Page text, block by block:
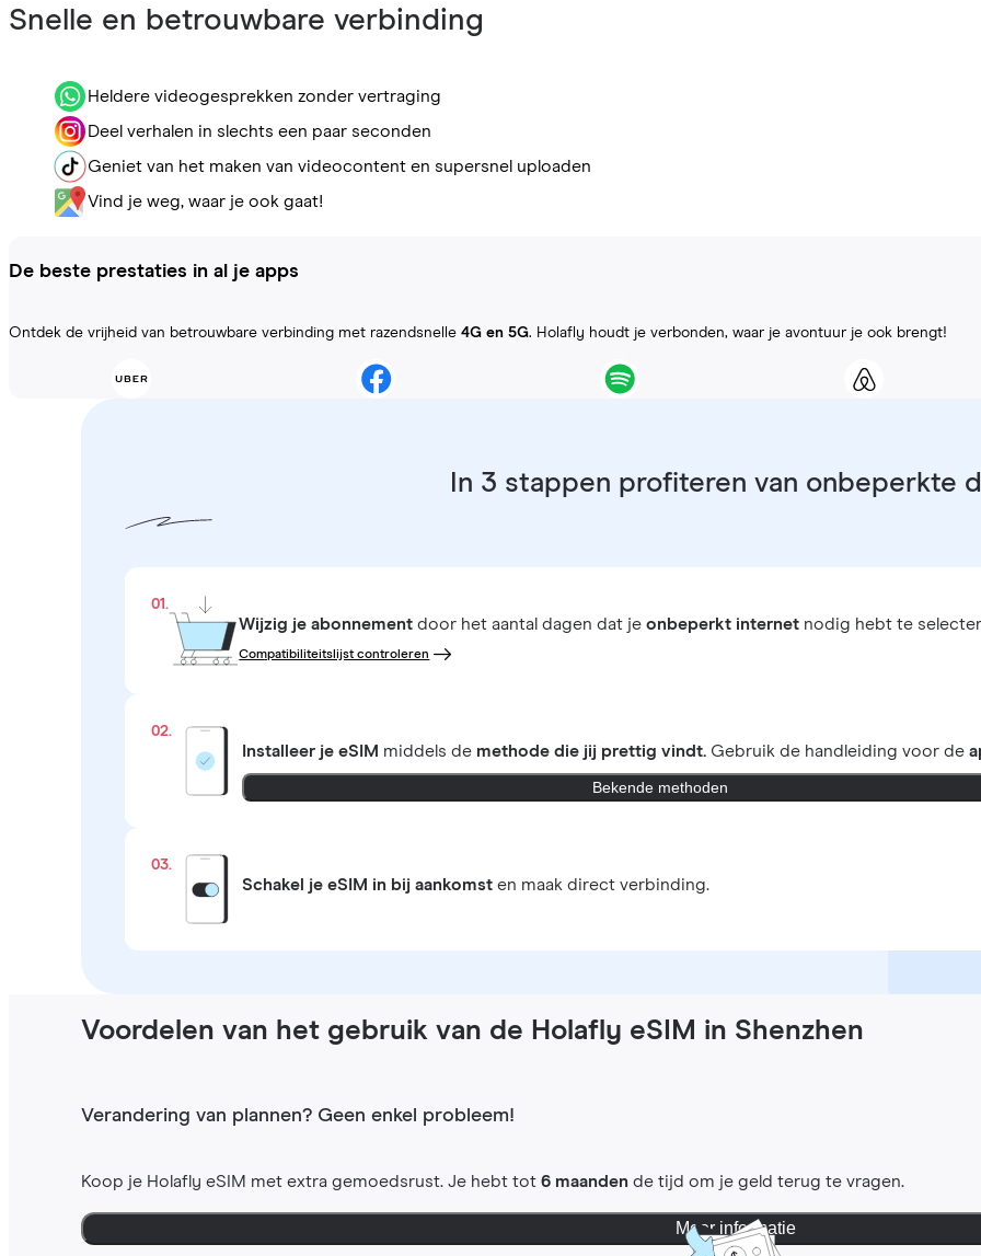
Snelle en betrouwbare verbinding
Heldere videogesprekken zonder vertraging
Deel verhalen in slechts een paar seconden
Geniet van het maken van videocontent en supersnel uploaden
Vind je weg, waar je ook gaat!
De beste prestaties in al je apps
Ontdek de vrijheid van betrouwbare verbinding met razendsnelle 4G en 5G. Holafly houdt je verbonden, waar je avontuur je ook brengt!
In 3 stappen profiteren van onbeperkte
01.
Wijzig je abonnement door het aantal dagen dat jeonbeperkt internet nodig hebt te
Compatibiliteitslijst controleren
02.
Installeer je eSIM middels de methode die jij prettig vindt. Gebruik de handleiding voor de
Bekende methoden
03.
Schakel je eSIM in bij aankomst en maak direct verbinding.
Voordelen van het gebruik van de Holafly eSIM in Shenzhen
Verandering van plannen? Geen enkel probleem!
Koop je Holafly eSIM met extra gemoedsrust. Je hebt tot6 maanden de tijd om je geld terug te vragen.
Meer informatie